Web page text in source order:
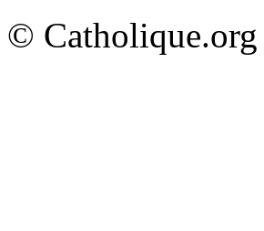
© Catholique.org